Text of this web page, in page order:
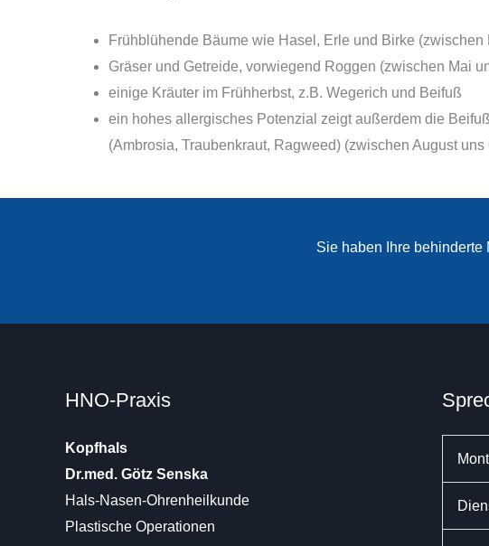
Frühblühende Bäume wie Hasel, Erle und Birke (zwischen
Gräser und Getreide, vorwiegend Roggen (zwischen Mai
einige Kräuter im Frühherbst, z.B. Wegerich und Beifuß
ein hohes allergisches Potenzial zeigt außerdem die
(Ambrosia, Traubenkraut, Ragweed) (zwischen August uns
Sie haben Ihre behinderte
HNO-Praxis
Kopfhals
Dr.med. Götz Senska
Hals-Nasen-Ohrenheilkunde
Plastische Operationen